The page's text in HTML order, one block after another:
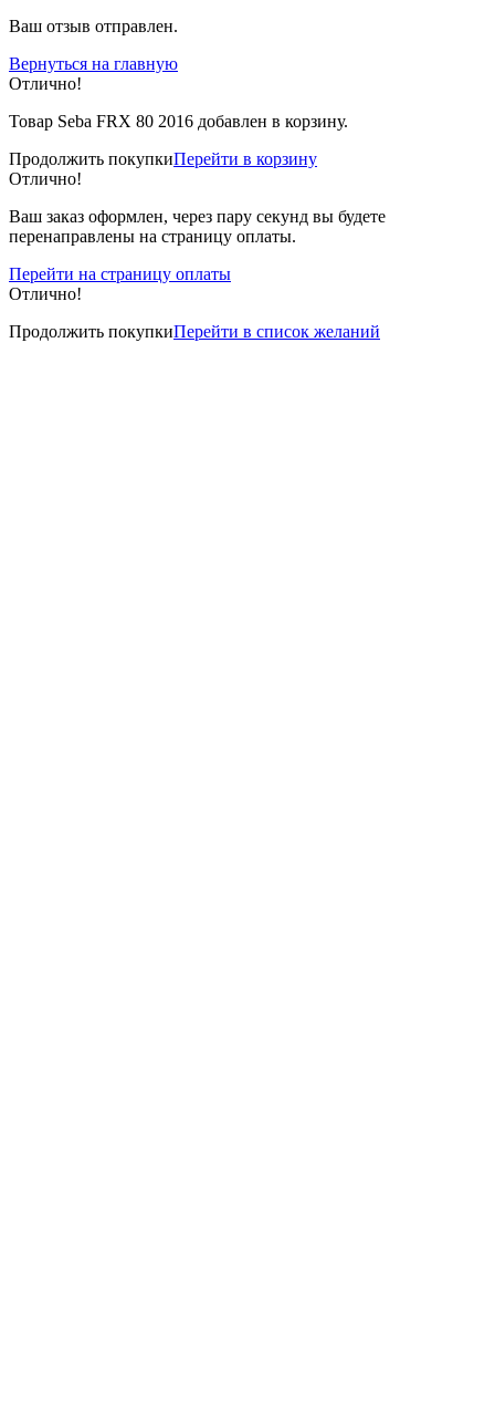
Ваш отзыв отправлен.
Вернуться на главную
Отлично!
Товар Seba FRX 80 2016 добавлен в корзину.
Продолжить покупкиПерейти в корзину
Отлично!
Ваш заказ оформлен, через пару секунд вы будете
перенаправлены на страницу оплаты.
Перейти на страницу оплаты
Отлично!
Продолжить покупкиПерейти в список желаний